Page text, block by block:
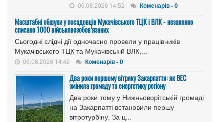
06.08.2026 14:52 Коменарів - 0
Масштабні обшуки у посадовців Мукачівського ТЦК і ВЛК - незаконно
списано 1000 військовозобов’язаних
Сьогодні слідчі дії одночасно провели у працівників
Мукачівського ТЦК та Мукачівській ВЛК,...
06.08.2026 14:42 Коменарів - 0
Два роки першому вітряку Закарпаття: як ВЕС
змінила громаду та енергетику регіону
Два роки тому у Нижньоворітській громаді
на Закарпатті встановили першу
вітротурбіну. За ц...